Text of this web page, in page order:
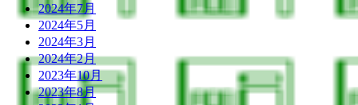
2024年7月
2024年5月
2024年3月
2024年2月
2023年10月
2023年8月